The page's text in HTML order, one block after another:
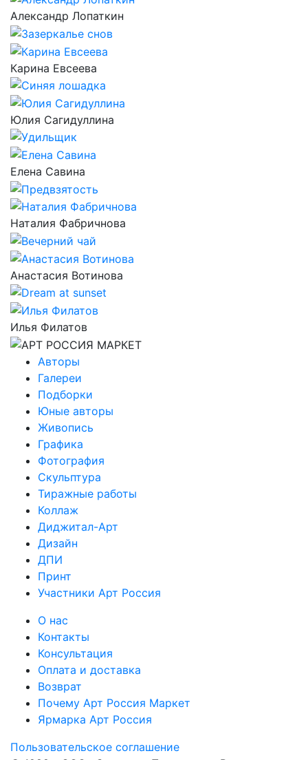
Александр Лопаткин
Карина Евсеева
Юлия Сагидуллина
Елена Савина
Наталия Фабричнова
Анастасия Вотинова
Илья Филатов
Авторы
Галереи
Подборки
Юные авторы
Живопись
Графика
Фотография
Скульптура
Тиражные работы
Коллаж
Диджитал-Арт
Дизайн
ДПИ
Принт
Участники Арт Россия
О нас
Контакты
Консультация
Оплата и доставка
Возврат
Почему Арт Россия Маркет
Ярмарка Арт Россия
Пользовательское соглашение